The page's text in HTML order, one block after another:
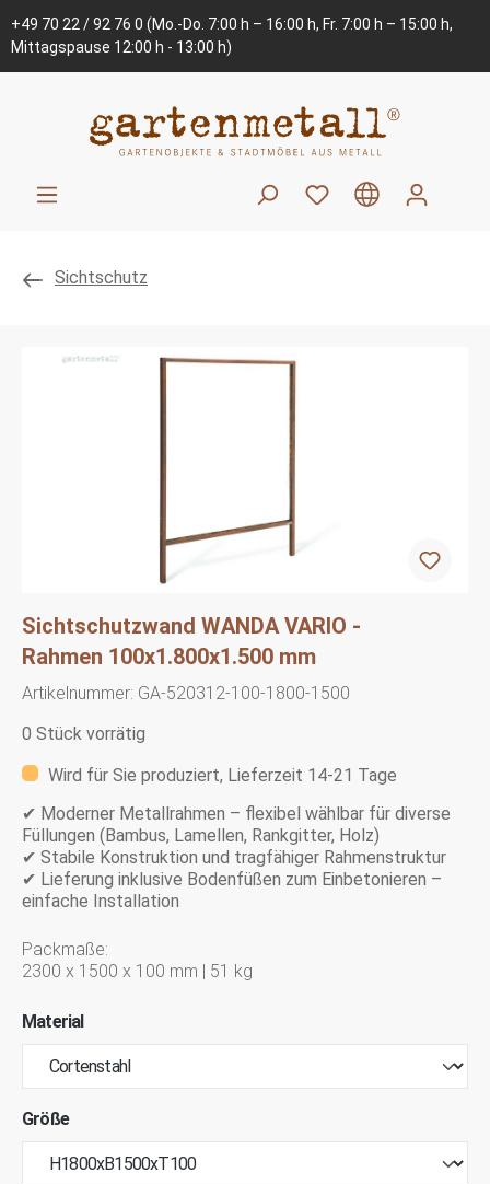
+49 70 22 / 92 76 0 (Mo.-Do. 7:00 h – 16:00 h, Fr. 7:00 h – 15:00 h,
Mittagspause 12:00 h - 13:00 h)
Sichtschutz
Sichtschutzwand WANDA VARIO -
Rahmen 100x1.800x1.500 mm
Artikelnummer: GA-520312-100-1800-1500
0 Stück vorrätig
Wird für Sie produziert, Lieferzeit 14-21 Tage
✔ Moderner Metallrahmen – flexibel wählbar für diverse
Füllungen (Bambus, Lamellen, Rankgitter, Holz)
✔ Stabile Konstruktion und tragfähiger Rahmenstruktur
✔ Lieferung inklusive Bodenfüßen zum Einbetonieren –
einfache Installation
Packmaße:
2300 x 1500 x 100 mm | 51 kg
Material
Größe